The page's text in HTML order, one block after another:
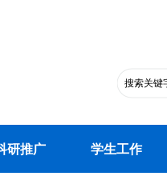
研推广 学生工作